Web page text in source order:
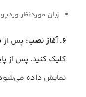
زبان موردنظر
۶. آغاز نصب:
پس از
کلیک کنید. پس از
نمایش داده